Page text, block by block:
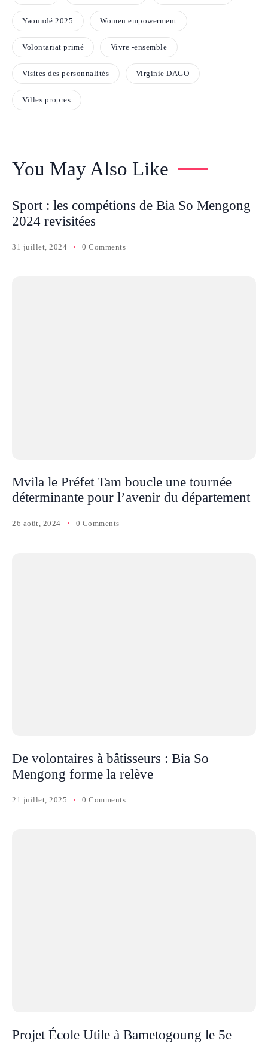
Yaoundé 2025 Women empowerment
Volontariat primé Vivre -ensemble
Visites des personnalités Virginie DAGO
Villes propres
You May Also Like
Sport : les compétions de Bia So Mengong
2024 revisitées
31 juillet, 2024 0 Comments
Mvila le Préfet Tam boucle une tournée
déterminante pour l’avenir du département
26 août, 2024 0 Comments
De volontaires à bâtisseurs : Bia So
Mengong forme la relève
21 juillet, 2025 0 Comments
Projet École Utile à Bametogoung le 5e